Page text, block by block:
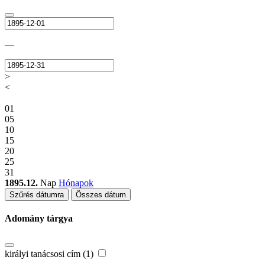
—
>
<
01
05
10
15
20
25
31
1895.12. Nap Hónapok
Szűrés dátumra Összes dátum
Adomány tárgya
királyi tanácsosi cím (1)